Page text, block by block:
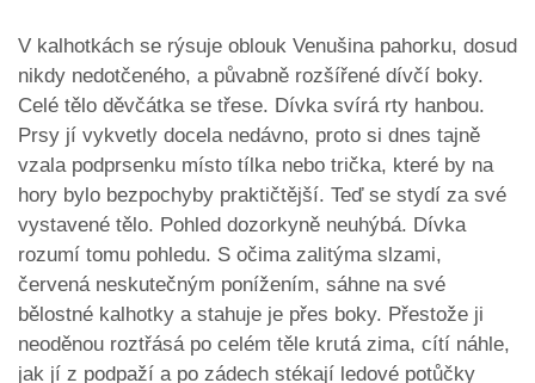
V kalhotkách se rýsuje oblouk Venušina pahorku, dosud
nikdy nedotčeného, a půvabně rozšířené dívčí boky.
Celé tělo děvčátka se třese. Dívka svírá rty hanbou.
Prsy jí vykvetly docela nedávno, proto si dnes tajně
vzala podprsenku místo tílka nebo trička, které by na
hory bylo bezpochyby praktičtější. Teď se stydí za své
vystavené tělo. Pohled dozorkyně neuhýbá. Dívka
rozumí tomu pohledu. S očima zalitýma slzami,
červená neskutečným ponížením, sáhne na své
bělostné kalhotky a stahuje je přes boky. Přestože ji
neoděnou roztřásá po celém těle krutá zima, cítí náhle,
jak jí z podpaží a po zádech stékají ledové potůčky